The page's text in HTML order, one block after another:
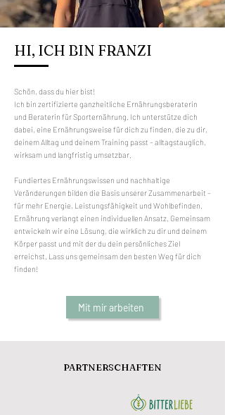
HI, ICH BIN FRANZI
Schön, dass du hier bist!
Ich bin zertifizierte ganzheitliche Ernährungsberaterin
und Beraterin für Sporternährung. Ich unterstütze dich
dabei, eine Ernährungsweise für dich zu finden, die zu dir,
deinem Alltag und deinem Training passt – alltagstauglich,
wirksam und langfristig umsetzbar.
Fundiertes Ernährungswissen und nachhaltige
Veränderungen bilden die Basis unserer Zusammenarbeit –
für mehr Energie, Leistungsfähigkeit und Wohlbefinden.
Ernährung verlangt einen individuellen Ansatz. Gemeinsam
entwickeln wir eine Lösung, die wirklich zu dir und deinem
Körper passt und mit der du dein persönliches Ziel
erreichst. Lass uns gemeinsam den besten Weg für dich
finden!
Mit mir arbeiten
PARTNERSCHAFTEN